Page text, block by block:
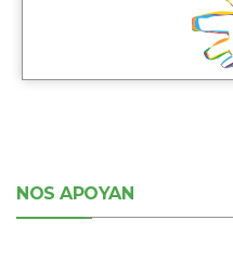
NOS APOYAN